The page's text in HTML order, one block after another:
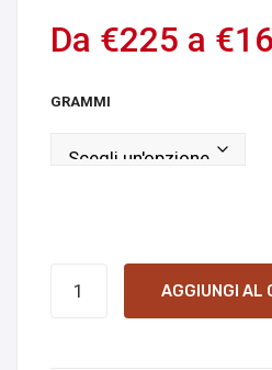
Da €225 a €
GRAMMI
AGGIUNGI AL